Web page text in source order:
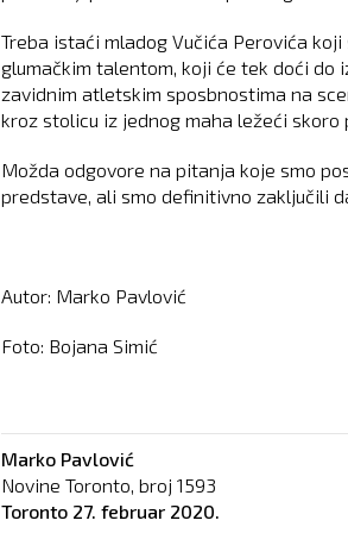
Treba istaći mladog Vučića Perovića
glumačkim talentom, koji će tek doći do
zavidnim atletskim sposbnostima na
kroz stolicu iz jednog maha ležeći skoro
Možda odgovore na pitanja koje smo
predstave, ali smo definitivno zaključili
Autor: Marko Pavlović
Foto: Bojana Simić
Marko Pavlović
Novine Toronto, broj 1593
Toronto 27. februar 2020.